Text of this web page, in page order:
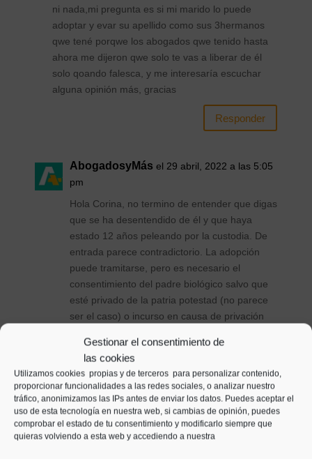
Gestionar el consentimiento de
las cookies
Utilizamos cookies propias y de terceros para personalizar contenido,
proporcionar funcionalidades a las redes sociales, o analizar nuestro
tráfico, anonimizamos las IPs antes de enviar los datos. Puedes aceptar el
uso de esta tecnología en nuestra web, si cambias de opinión, puedes
comprobar el estado de tu consentimiento y modificarlo siempre que
quieras volviendo a esta web y accediendo a nuestra
ni nada,mi pregunta es si mi marido lo puede
adoptar y evar su apellido como sus 3hermanos
qwe tené porqwe los abogados qwe tenido hasta
ahora me dijeron qwe solo te vas a liberar de él
solo qoando falesca, y me interesaría escuchar
alguna opinión más, gracias
Responder
AbogadosyMás el 29 abril, 2022 a las 5:05
pm
Hola Corina, no termino de entender que digas
que se ha desentendido de él y que haya
estado 12 años peleando por la custodia. De
entrada parece contradictorio. La adopción
puede tramitarse, pero es necesario el
consentimiento del padre biológico salvo que
esté privado de la patria potestad (no parece
ser el caso) o incurso en causa de privación
continuar la conversación por otra vía, te
contactaremos por email.
Responder
Laila el 5 mayo, 2021 a las 11:54 am